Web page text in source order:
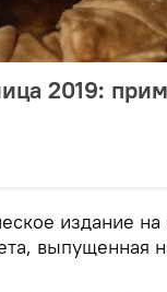
2019:
издание
выпущенная